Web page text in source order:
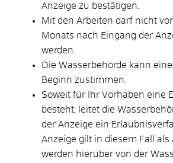
Anzeige zu bestätigen.
Mit den Arbeiten darf nicht
Monats nach Eingang der
werden.
Die Wasserbehörde kann
Beginn zustimmen.
Soweit für Ihr Vorhaben eine
besteht, leitet die
der Anzeige ein
Anzeige gilt in diesem Fall als
werden hierüber von der